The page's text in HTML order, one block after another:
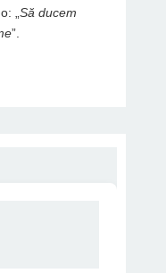
„ Să ducem
”.